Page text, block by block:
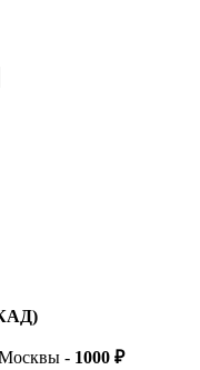
Москвы - 1000 ₽